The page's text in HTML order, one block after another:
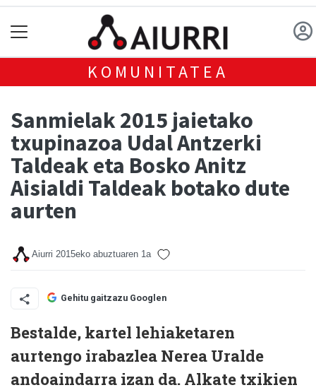
KOMUNITATEA
Sanmielak 2015 jaietako
txupinazoa Udal Antzerki
Taldeak eta Bosko Anitz
Aisialdi Taldeak botako dute
aurten
Aiurri 2015eko abuztuaren 1a
Gehitu gaitzazu Googlen
Bestalde, kartel lehiaketaren
aurtengo irabazlea Nerea Uralde
andoaindarra izan da. Alkate txikien